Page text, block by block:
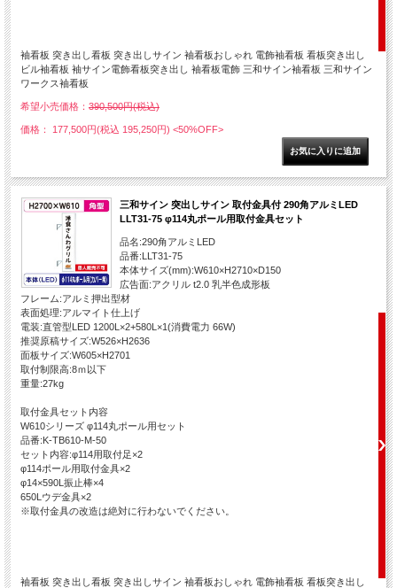
袖看板 突き出し看板 突き出しサイン 袖看板おしゃれ 電飾袖看板 看板突き出し
ビル袖看板 袖サイン電飾看板突き出し 袖看板電飾 三和サイン袖看板 三和サイン
ワークス袖看板
希望小売価格： 390,500円(税込)
価格： 177,500円(税込 195,250円) <50%OFF>
三和サイン 突出しサイン 取付金具付 290角アルミLED
LLT31-75 φ114丸ポール用取付金具セット
品名:290角アルミLED
品番:LLT31-75
本体サイズ(mm):W610×H2710×D150
広告面:アクリル t2.0 乳半色成形板
フレーム:アルミ押出型材
表面処理:アルマイト仕上げ
電装:直管型LED 1200L×2+580L×1(消費電力 66W)
推奨原稿サイズ:W526×H2636
面板サイズ:W605×H2701
取付制限高:8ｍ以下
重量:27kg
取付金具セット内容
W610シリーズ φ114丸ポール用セット
品番:K-TB610-M-50
セット内容:φ114用取付足×2
φ114ポール用取付金具×2
φ14×590L振止棒×4
650Lウデ金具×2
※取付金具の改造は絶対に行わないでください。
袖看板 突き出し看板 突き出しサイン 袖看板おしゃれ 電飾袖看板 看板突き出し